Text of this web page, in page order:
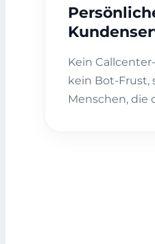
Kein
kein Bot-Frust,
Menschen, die